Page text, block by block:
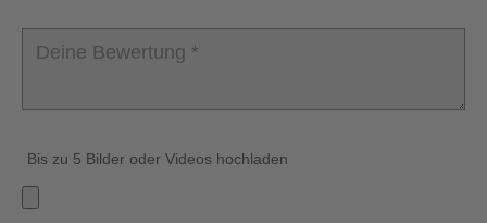
Bis zu 5 Bilder oder Videos hochladen